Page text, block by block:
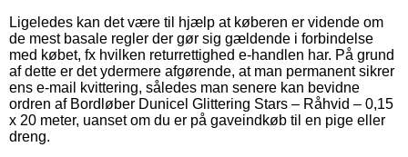
Ligeledes kan det være til hjælp at køberen er vidende om
de mest basale regler der gør sig gældende i forbindelse
med købet, fx hvilken returrettighed e-handlen har. På grund
af dette er det ydermere afgørende, at man permanent sikrer
ens e-mail kvittering, således man senere kan bevidne
ordren af Bordløber Dunicel Glittering Stars – Råhvid – 0,15
x 20 meter, uanset om du er på gaveindkøb til en pige eller
dreng.